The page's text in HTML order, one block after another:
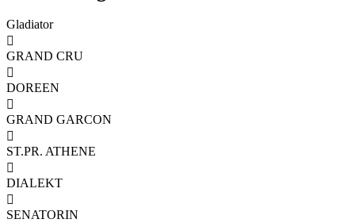
Gladiator

GRAND CRU

DOREEN

GRAND GARCON

ST.PR. ATHENE

DIALEKT

SENATORIN